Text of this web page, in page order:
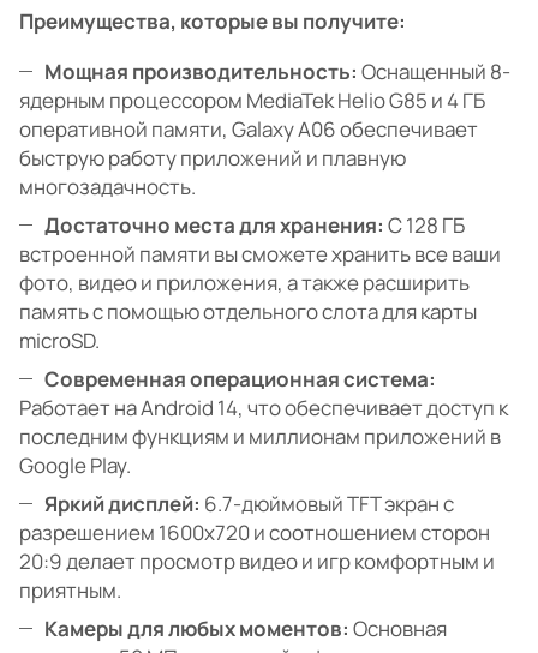
Преимущества, которые вы получите:
Мощная производительность: Оснащенный 8-
ядерным процессором MediaTek Helio G85 и 4 ГБ
оперативной памяти, Galaxy A06 обеспечивает
быструю работу приложений и плавную
многозадачность.
Достаточно места для хранения: С 128 ГБ
встроенной памяти вы сможете хранить все ваши
фото, видео и приложения, а также расширить
память с помощью отдельного слота для карты
microSD.
Современная операционная система:
Работает на Android 14, что обеспечивает доступ к
последним функциям и миллионам приложений в
Google Play.
Яркий дисплей: 6.7-дюймовый TFT экран с
разрешением 1600x720 и соотношением сторон
20:9 делает просмотр видео и игр комфортным и
приятным.
Камеры для любых моментов: Основная